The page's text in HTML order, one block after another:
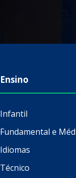
Ensino
Infantil
Fundamental e
Idiomas
Técnico